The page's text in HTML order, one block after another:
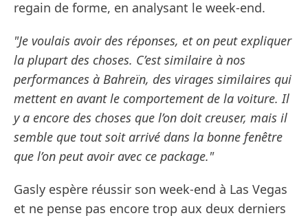
regain de forme, en analysant le week-end.
"Je voulais avoir des réponses, et on peut expliquer
la plupart des choses. C’est similaire à nos
performances à Bahreïn, des virages similaires qui
mettent en avant le comportement de la voiture. Il
y a encore des choses que l’on doit creuser, mais il
semble que tout soit arrivé dans la bonne fenêtre
que l’on peut avoir avec ce package."
Gasly espère réussir son week-end à Las Vegas
et ne pense pas encore trop aux deux derniers